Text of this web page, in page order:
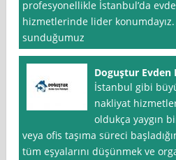
profesyonellikle İstanbul’da
hizmetlerinde lider
sunduğumuz
Doguştur Evden
İstanbul gibi
nakliyat
oldukça yaygın
veya ofis taşıma süreci
tüm eşyalarını düşünmek ve